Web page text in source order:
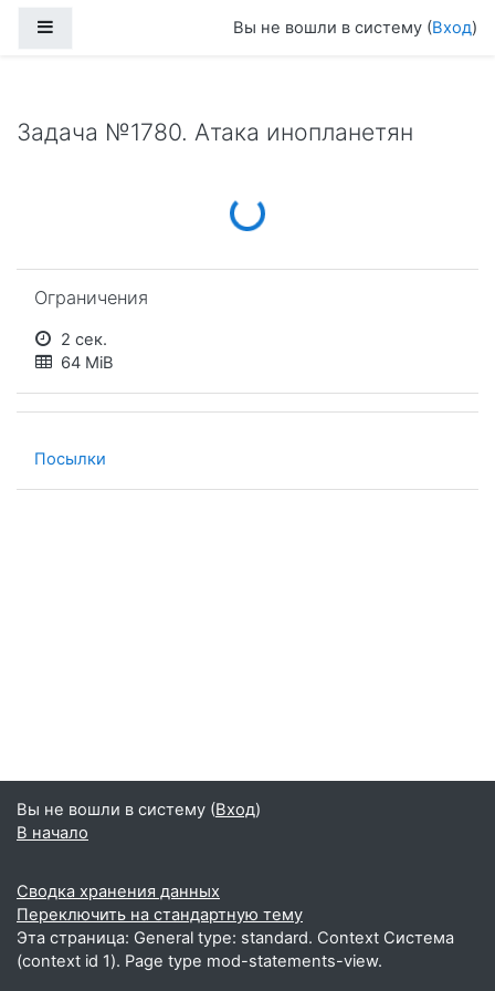
Вы не вошли в систему (Вход)
Задача №1780. Атака инопланетян
Ограничения
2 сек.
64 MiB
Посылки
Вы не вошли в систему (Вход)
В начало
Сводка хранения данных
Переключить на стандартную тему
Эта страница: General type: standard. Context Система
(context id 1). Page type mod-statements-view.